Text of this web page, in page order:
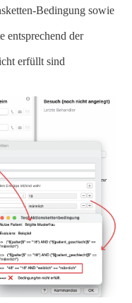
Bedingung sowie
entsprechend der
erfüllt sind